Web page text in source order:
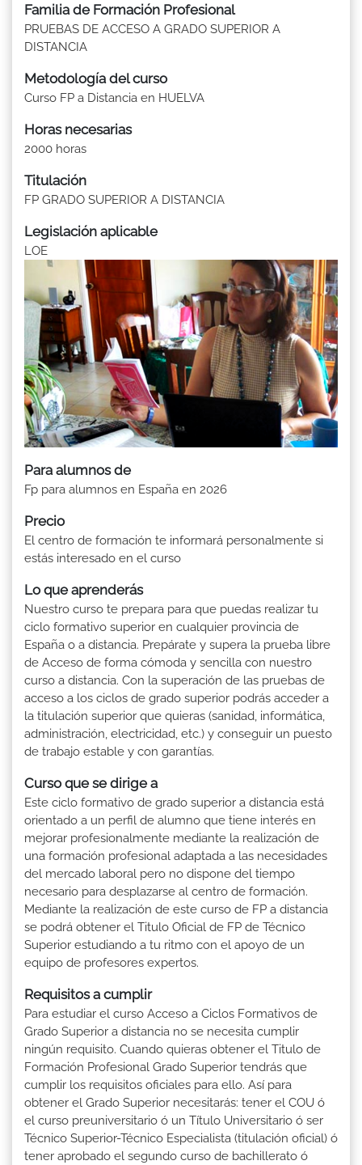
Familia de Formación Profesional
PRUEBAS DE ACCESO A GRADO SUPERIOR A
DISTANCIA
Metodología del curso
Curso FP a Distancia en HUELVA
Horas necesarias
2000 horas
Titulación
FP GRADO SUPERIOR A DISTANCIA
Legislación aplicable
LOE
Para alumnos de
Fp para alumnos en España en 2026
Precio
El centro de formación te informará personalmente si
estás interesado en el curso
Lo que aprenderás
Nuestro curso te prepara para que puedas realizar tu
ciclo formativo superior en cualquier provincia de
España o a distancia. Prepárate y supera la prueba libre
de Acceso de forma cómoda y sencilla con nuestro
curso a distancia. Con la superación de las pruebas de
acceso a los ciclos de grado superior podrás acceder a
la titulación superior que quieras (sanidad, informática,
administración, electricidad, etc.) y conseguir un puesto
de trabajo estable y con garantías.
Curso que se dirige a
Este ciclo formativo de grado superior a distancia está
orientado a un perfil de alumno que tiene interés en
mejorar profesionalmente mediante la realización de
una formación profesional adaptada a las necesidades
del mercado laboral pero no dispone del tiempo
necesario para desplazarse al centro de formación.
Mediante la realización de este curso de FP a distancia
se podrá obtener el Titulo Oficial de FP de Técnico
Superior estudiando a tu ritmo con el apoyo de un
equipo de profesores expertos.
Requisitos a cumplir
Para estudiar el curso Acceso a Ciclos Formativos de
Grado Superior a distancia no se necesita cumplir
ningún requisito. Cuando quieras obtener el Titulo de
Formación Profesional Grado Superior tendrás que
cumplir los requisitos oficiales para ello. Así para
obtener el Grado Superior necesitarás: tener el COU ó
el curso preuniversitario ó un Título Universitario ó ser
Técnico Superior-Técnico Especialista (titulación oficial) ó
tener aprobado el segundo curso de bachillerato ó